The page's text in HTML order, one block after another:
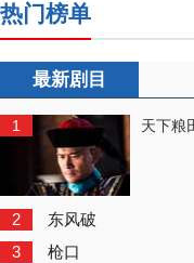
热门榜单
最新剧目
1 天下粮
2 东风破
3 枪口